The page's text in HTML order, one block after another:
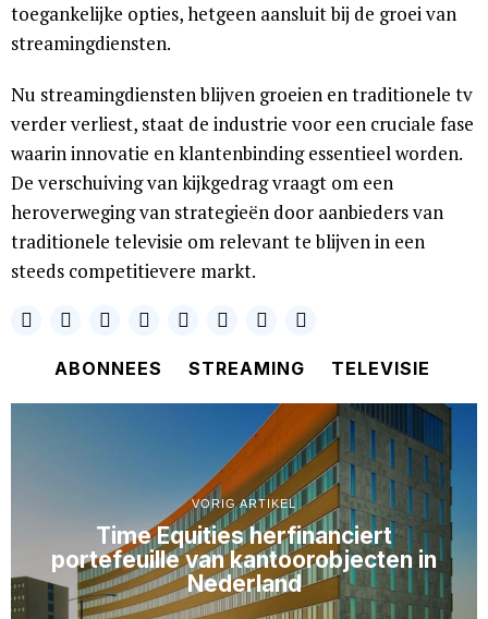
toegankelijke opties, hetgeen aansluit bij de groei van
streamingdiensten.
Nu streamingdiensten blijven groeien en traditionele tv
verder verliest, staat de industrie voor een cruciale fase
waarin innovatie en klantenbinding essentieel worden.
De verschuiving van kijkgedrag vraagt om een
heroverweging van strategieën door aanbieders van
traditionele televisie om relevant te blijven in een
steeds competitievere markt.
ABONNEES STREAMING TELEVISIE
VORIG ARTIKEL
Time Equities herfinanciert
portefeuille van kantoorobjecten in
Nederland